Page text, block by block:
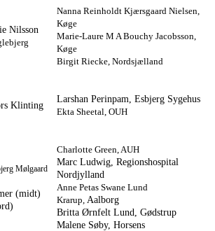
Nilsson
Nanna Reinholdt Kjærsgaard Nielsen,
Køge
Marie-Laure M A Bouchy Jacobsson,
Køge
Birgit Riecke, Nordsjælland
Klinting
Larshan Perinpam, Esbjerg Sygehus
Ekta Sheetal, OUH
Mølgaard
(midt)
Charlotte Green, AUH
Marc Ludwig, Regionshospital
Nordjylland
Anne Petas Swane Lund
Krarup, Aalborg
Britta Ørnfelt Lund, Gødstrup
Malene Søby, Horsens